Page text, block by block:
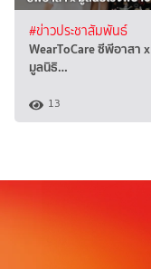
#ข่าวประชาสัมพันธ์
WearToCare ซีพีอาสา x
มูลนิธิ…
13